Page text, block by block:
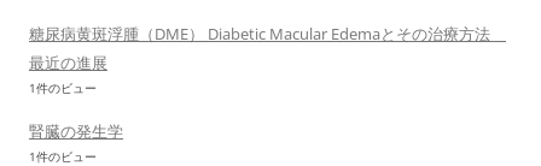
糖尿病黄斑浮腫（DME） Diabetic Macular Edemaとその治療方法
最近の進展
1件のビュー
腎臓の発生学
1件のビュー